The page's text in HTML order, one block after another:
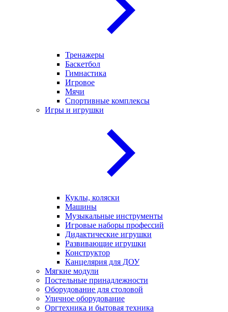
Тренажеры
Баскетбол
Гимнастика
Игровое
Мячи
Спортивные комплексы
Игры и игрушки
Куклы, коляски
Машины
Музыкальные инструменты
Игровые наборы профессий
Дидактические игрушки
Развивающие игрушки
Конструктор
Канцелярия для ДОУ
Мягкие модули
Постельные принадлежности
Оборудование для столовой
Уличное оборудование
Оргтехника и бытовая техника